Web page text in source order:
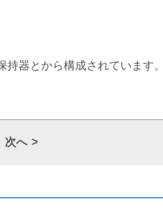
器とから構成されています。
次へ